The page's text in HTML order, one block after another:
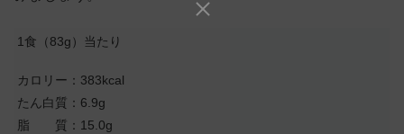
1食（83g）当たり
カロリー：383kcal
たん白質：6.9g
脂 質：15.0g